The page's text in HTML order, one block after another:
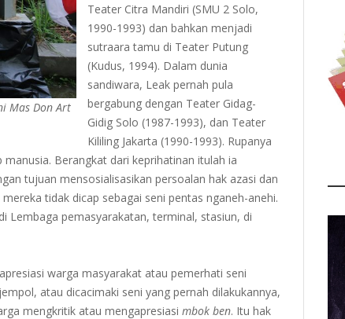
Mas Don Art
Teater Citra Mandiri (SMU 2 Solo,
1990-1993) dan bahkan menjadi
sutraara tamu di Teater Putung
(Kudus, 1994). Dalam dunia
sandiwara, Leak pernah pula
bergabung dengan Teater Gidag-
Gidig Solo (1987-1993), dan Teater
Kililing Jakarta (1990-1993). Rupanya
Berangkat dari keprihatinan itulah ia
tujuan mensosialisasikan persoalan hak azasi dan
tidak dicap sebagai seni pentas nganeh-anehi.
Lembaga pemasyarakatan, terminal, stasiun, di
warga masyarakat atau pemerhati seni
atau dicacimaki seni yang pernah dilakukannya,
mengkritik atau mengapresiasi mbok ben. Itu hak